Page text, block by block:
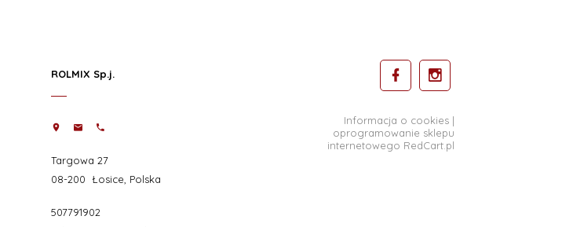
ROLMIX Sp.j.
Targowa 27
08-200 Łosice Polska
507791902
Informacja o cookies|
oprogramowanie sklepu
internetowego RedCart.pl